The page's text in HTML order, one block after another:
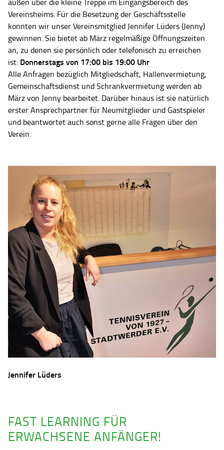
außen über die kleine Treppe im Eingangsbereich des
Vereinsheims. Für die Besetzung der Geschäftsstelle
konnten wir unser Vereinsmitglied Jennifer Lüders (Jenny)
gewinnen. Sie bietet ab März regelmäßige Öffnungszeiten
an, zu denen sie persönlich oder telefonisch zu erreichen
ist: Donnerstags von 17:00 bis 19:00 Uhr
Alle Anfragen bezüglich Mitgliedschaft, Hallenvermietung,
Gemeinschaftsdienst und Schrankvermietung werden ab
März von Jenny bearbeitet. Darüber hinaus ist sie natürlich
erster Ansprechpartner für Neumitglieder und Gastspieler
und beantwortet auch sonst gerne alle Fragen über den
Verein.
Jennifer Lüders
FAST LEARNING FÜR
ERWACHSENE ANFÄNGER!